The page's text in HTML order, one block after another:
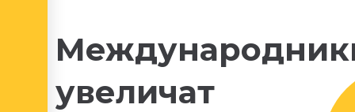
увеличат